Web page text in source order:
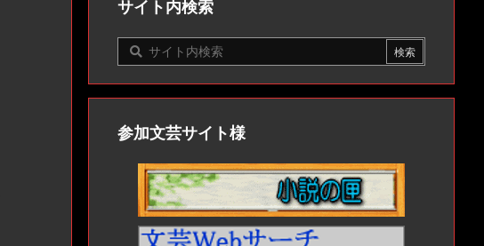
サイト内検索
参加文芸サイト様